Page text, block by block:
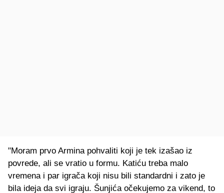
"Moram prvo Armina pohvaliti koji je tek izašao iz
povrede, ali se vratio u formu. Katiću treba malo
vremena i par igrača koji nisu bili standardni i zato je
bila ideja da svi igraju. Šunjića očekujemo za vikend, to